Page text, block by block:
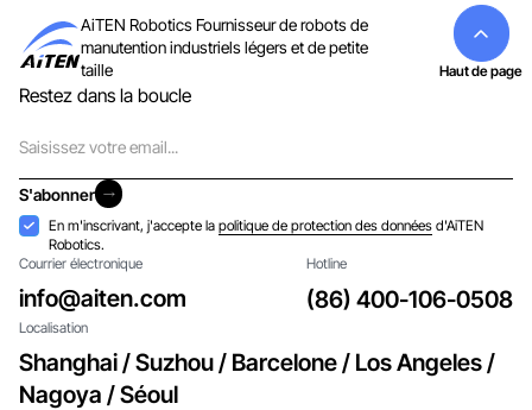
AiTEN Robotics Fournisseur de robots de
manutention industriels légers et de petite
taille
Restez dans la boucle
S'abonner
S'abonner
Acceptation
En m'inscrivant, j'accepte lapolitique de protection des données d'AiTEN
Robotics.
Courrier électronique
info@aiten.com
Hotline
(86) 400-106-0508
Localisation
Shanghai / Suzhou / Barcelone / Los Angeles /
Nagoya / Séoul
Haut de page